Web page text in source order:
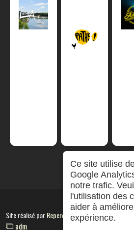
Site réalisé parRepereCom
adm
Ce site utilise
Google
notre trafic.
l'utilisation des
aider à
expérience.